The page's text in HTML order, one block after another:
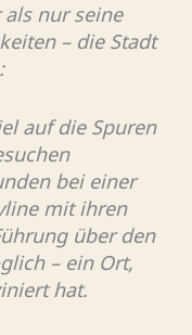
nur seine
– die Stadt
auf die Spuren
bei einer
mit ihren
über den
– ein Ort,
hat.